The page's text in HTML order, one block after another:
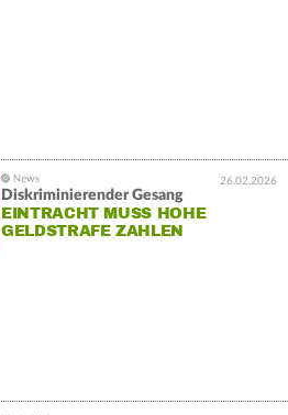
26.02.2026
Diskriminierender Gesang
EINTRACHT MUSS HOHE
GELDSTRAFE ZAHLEN